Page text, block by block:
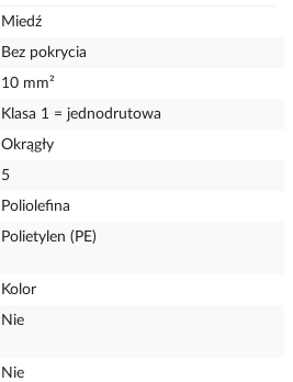
Miedź
Bez pokrycia
10 mm²
Klasa 1 = jednodrutowa
Okrągły
5
Poliolefina
Polietylen (PE)
Kolor
Nie
Nie